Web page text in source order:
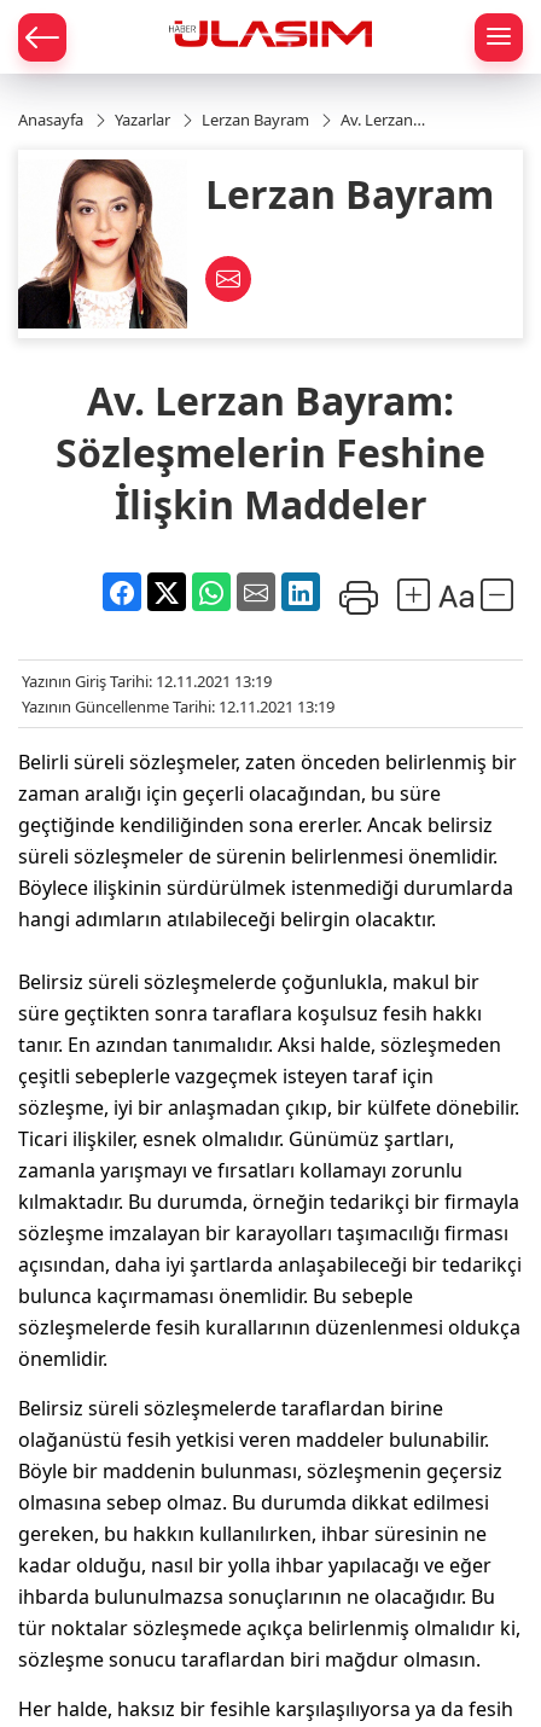
Anasayfa Yazarlar Lerzan Bayram
Av. Lerzan
Feshine
İlişkin
Lerzan Bayram
Av. Lerzan Bayram:
Sözleşmelerin Feshine
İlişkin Maddeler
Yazının Giriş Tarihi: 12.11.2021 13:19
Yazının Güncellenme Tarihi: 12.11.2021 13:19
Belirli süreli sözleşmeler, zaten önceden belirlenmiş bir
zaman aralığı için geçerli olacağından, bu süre
geçtiğinde kendiliğinden sona ererler. Ancak belirsiz
süreli sözleşmeler de sürenin belirlenmesi önemlidir.
Böylece ilişkinin sürdürülmek istenmediği durumlarda
hangi adımların atılabileceği belirgin olacaktır.
Belirsiz süreli sözleşmelerde çoğunlukla, makul bir
süre geçtikten sonra taraflara koşulsuz fesih hakkı
tanır. En azından tanımalıdır. Aksi halde, sözleşmeden
çeşitli sebeplerle vazgeçmek isteyen taraf için
sözleşme, iyi bir anlaşmadan çıkıp, bir külfete dönebilir.
Ticari ilişkiler, esnek olmalıdır. Günümüz şartları,
zamanla yarışmayı ve fırsatları kollamayı zorunlu
kılmaktadır. Bu durumda, örneğin tedarikçi bir firmayla
sözleşme imzalayan bir karayolları taşımacılığı firması
açısından, daha iyi şartlarda anlaşabileceği bir tedarikçi
bulunca kaçırmaması önemlidir. Bu sebeple
sözleşmelerde fesih kurallarının düzenlenmesi oldukça
önemlidir.
Belirsiz süreli sözleşmelerde taraflardan birine
olağanüstü fesih yetkisi veren maddeler bulunabilir.
Böyle bir maddenin bulunması, sözleşmenin geçersiz
olmasına sebep olmaz. Bu durumda dikkat edilmesi
gereken, bu hakkın kullanılırken, ihbar süresinin ne
kadar olduğu, nasıl bir yolla ihbar yapılacağı ve eğer
ihbarda bulunulmazsa sonuçlarının ne olacağıdır. Bu
tür noktalar sözleşmede açıkça belirlenmiş olmalıdır ki,
sözleşme sonucu taraflardan biri mağdur olmasın.
Her halde, haksız bir fesihle karşılaşılıyorsa ya da fesih